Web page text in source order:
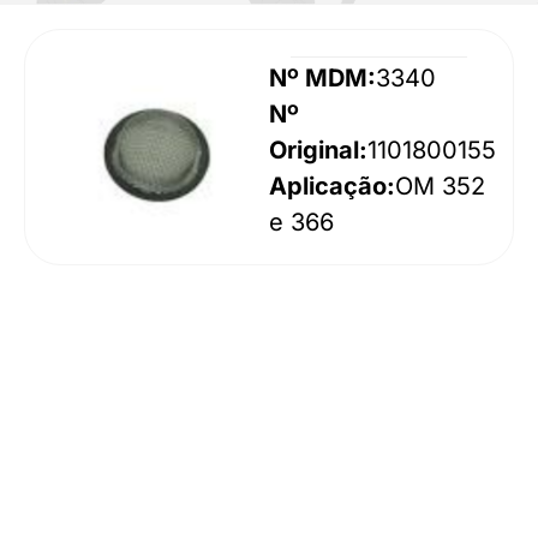
Nº MDM:3340
Nº
Original:1101800155
Aplicação:OM 352
e 366